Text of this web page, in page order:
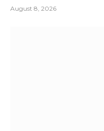
August 8, 2026